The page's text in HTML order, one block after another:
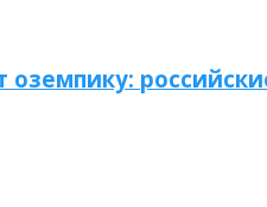
оземпику: